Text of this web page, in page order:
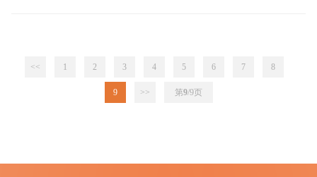
<< 1 2 3 4 5 6 7 8
9 >> 第9/9页